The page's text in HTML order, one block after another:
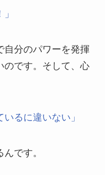
自分のパワーを発揮
のです。そして、心
いるに違いない」
です。